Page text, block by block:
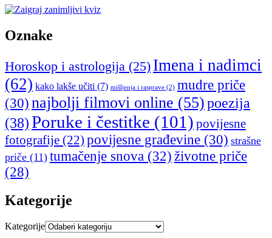
Oznake
Horoskop i astrologija (25) Imena i nadimci
(62) kako lakše učiti (7) mišljenja i rasprave (2) mudre priče
(30) najbolji filmovi online (55)poezija
(38)Poruke i čestitke (101) povijesne
fotografije (22) povijesne građevine (30) strašne
priče (11) tumačenje snova (32) životne priče
(28)
Kategorije
Kategorije